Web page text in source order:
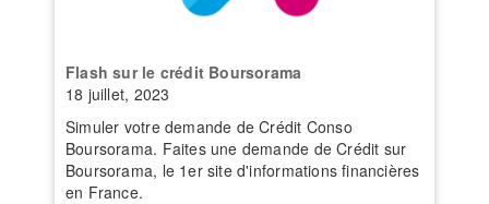
Flash sur le crédit Boursorama
18 juillet, 2023
Simuler votre demande de Crédit Conso
Boursorama. Faites une demande de Crédit sur
Boursorama, le 1er site d'informations financières
en France.